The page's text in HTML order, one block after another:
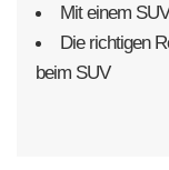
Mit einem
Die richtigen
beim SUV